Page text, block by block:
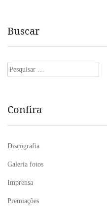
Buscar
Pesquisar
por:
Confira
Discografia
Galeria fotos
Imprensa
Premiações